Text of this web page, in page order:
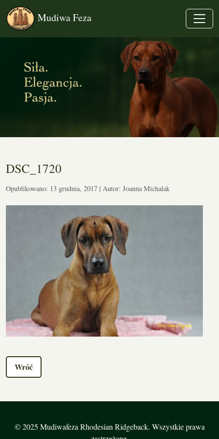
Mudiwa Feza
DSC_1720
Opublikowano: 13 grudnia, 2017 | Autor: Joanna Michalak
Wróć
© 2025 Mudiwafeza Rhodesian Ridgeback. Wszystkie prawa